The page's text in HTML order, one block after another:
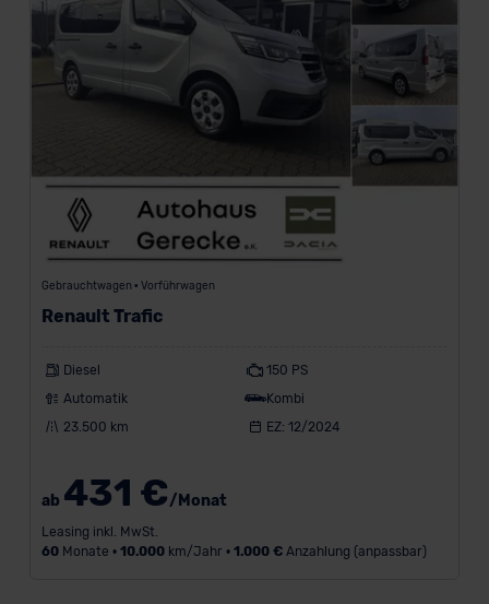
Gebrauchtwagen • Vorführwagen
Renault Trafic
Diesel
150 PS
Automatik
Kombi
23.500 km
EZ: 12/2024
ab 431 €/Monat
Leasing inkl. MwSt.
60Monate • 10.000km/Jahr • 1.000 €Anzahlung (anpassbar)